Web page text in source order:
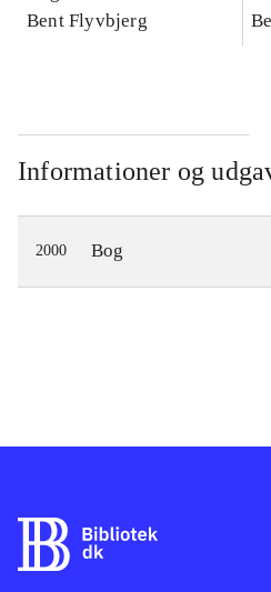
konkretes videnskab
Bent Flyvbjerg
Informationer og
2000 Bog